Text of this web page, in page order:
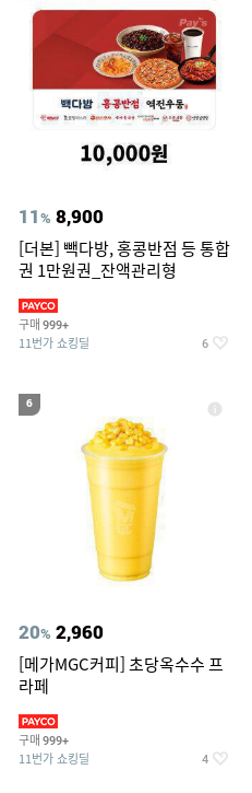
11% 8,900
[더본] 빽다방, 홍콩반점 등 통합
권 1만원권_잔액관리형
구매 999+
11번가 쇼킹딜 6
6
20% 2,960
[메가MGC커피] 초당옥수수 프
라페
구매 999+
11번가 쇼킹딜 4